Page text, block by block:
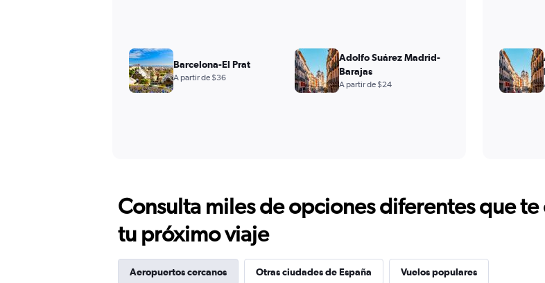
Barcelona-El Prat
A partir de $36
Adolfo Suárez Madrid-
Barajas
A partir de $24
Consulta miles de opciones diferentes que
tu próximo viaje
Aeropuertos cercanos Otras ciudades de España Vuelos populares